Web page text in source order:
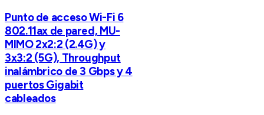
Punto de acceso Wi-Fi 6
802.11ax de pared, MU-
MIMO 2x2:2 (2.4G) y
3x3:2 (5G), Throughput
inalámbrico de 3 Gbps y 4
puertos Gigabit
cableados